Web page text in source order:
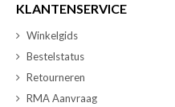
KLANTENSERVICE
Winkelgids
Bestelstatus
Retourneren
RMA Aanvraag